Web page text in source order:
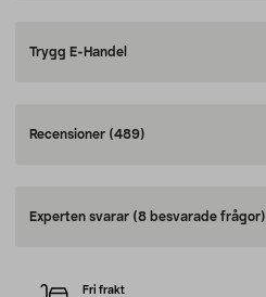
Trygg E-Handel
Recensioner (489)
Experten svarar (8 besvarade frågor)
Fri frakt